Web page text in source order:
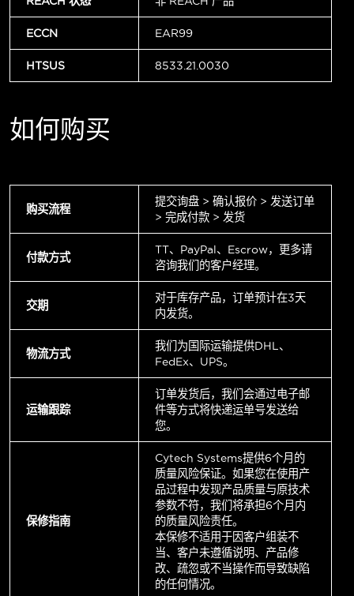
ECCN EAR99
HTSUS 8533.21.0030
如何购买
购买流程
提交询盘 > 确认报价 > 发送订单
> 完成付款 > 发货
付款方式
TT、PayPal、Escrow，更多请
咨询我们的客户经理。
交期
对于库存产品，订单预计在3天
内发货。
物流方式
我们为国际运输提供DHL、
FedEx、UPS。
运输跟踪
订单发货后，我们会通过电子邮
件等方式将快递运单号发送给
您。
保修指南
Cytech Systems提供6个月的
质量风险保证。如果您在使用产
品过程中发现产品质量与原技术
参数不符，我们将承担6个月内
的质量风险责任。
本保修不适用于因客户组装不
当、客户未遵循说明、产品修
改、疏忽或不当操作而导致缺陷
的任何情况。